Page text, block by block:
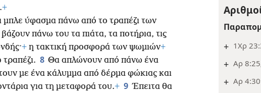
+ 1Χρ
+ Αρ
+ Αρ
+
ύφασμα πάνω από το τραπέζι των
πάνω του τα πιάτα, τα ποτήρια, τις
+ η τακτική προσφορά των ψωμιών+
8 Θα απλώνουν από πάνω ένα
με ένα κάλυμμα από δέρμα φώκιας και
για τη μεταφορά του.+ 9 Έπειτα θα